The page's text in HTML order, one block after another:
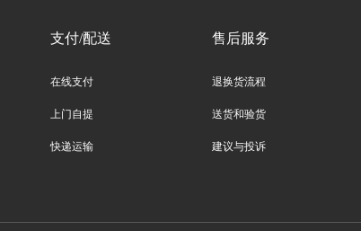
支付/配送
在线支付
上门自提
快递运输
售后服务
退换货流程
送货和验货
建议与投诉